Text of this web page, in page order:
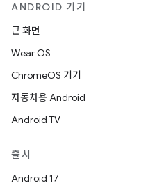
ANDROID 기기
큰 화면
Wear OS
ChromeOS 기기
자동차용 Android
Android TV
출시
Android 17